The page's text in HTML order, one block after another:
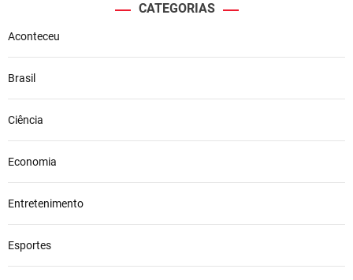
CATEGORIAS
Aconteceu
Brasil
Ciência
Economia
Entretenimento
Esportes